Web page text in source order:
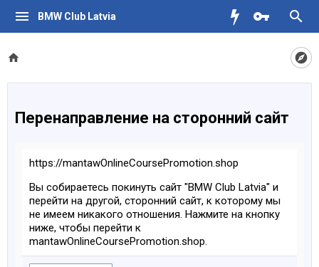
BMW Club Latvia
Перенаправление на сторонний сайт
https://mantawOnlineCoursePromotion.shop
Вы собираетесь покинуть сайт "BMW Club Latvia" и
перейти на другой, сторонний сайт, к которому мы
не имеем никакого отношения. Нажмите на кнопку
ниже, чтобы перейти к
mantawOnlineCoursePromotion.shop.